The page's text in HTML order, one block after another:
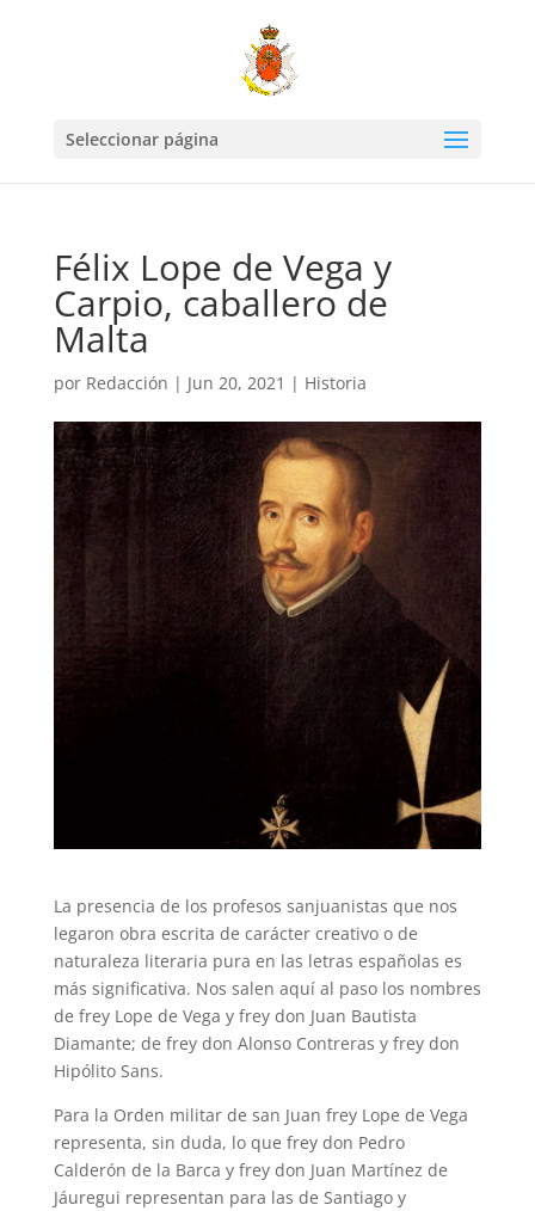
Seleccionar página
Félix Lope de Vega y
Carpio, caballero de
Malta
por Redacción | Jun 20, 2021 | Historia
La presencia de los profesos sanjuanistas que nos
legaron obra escrita de carácter creativo o de
naturaleza literaria pura en las letras españolas es
más significativa. Nos salen aquí al paso los nombres
de frey Lope de Vega y frey don Juan Bautista
Diamante; de frey don Alonso Contreras y frey don
Hipólito Sans.
Para la Orden militar de san Juan frey Lope de Vega
representa, sin duda, lo que frey don Pedro
Calderón de la Barca y frey don Juan Martínez de
Jáuregui representan para las de Santiago y